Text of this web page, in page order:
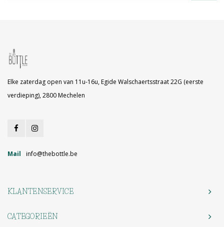
Elke zaterdag open van 11u-16u, Egide Walschaertsstraat 22G (eerste
verdieping), 2800 Mechelen
Mail info@thebottle.be
KLANTENSERVICE
CATEGORIEËN